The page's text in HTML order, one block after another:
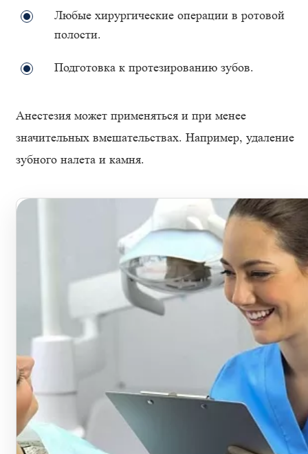
Любые хирургические операции в ротовой
полости.
Подготовка к протезированию зубов.
Анестезия может применяться и при менее
значительных вмешательствах. Например, удаление
зубного налета и камня.